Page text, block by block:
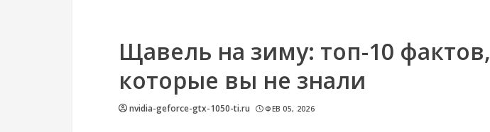
Щавель на зиму: топ-10 фактов,
которые вы не знали
nvidia-geforce-gtx-1050-ti.ru ФЕВ 05, 2026